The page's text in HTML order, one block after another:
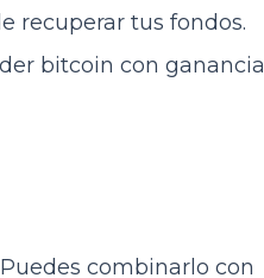
recuperar tus fondos.
bitcoin con ganancia
combinarlo con